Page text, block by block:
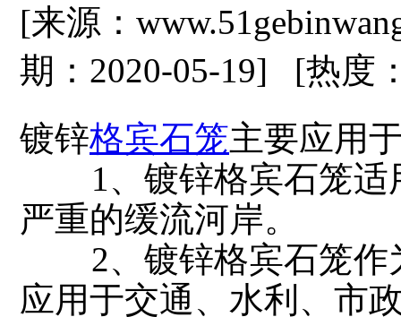
[来源：
期：2020-05-19] [热度
镀锌格宾石笼主要应用
1、镀锌格宾石笼适
严重的缓流河岸。
2、镀锌格宾石笼作
应用于交通、水利、市